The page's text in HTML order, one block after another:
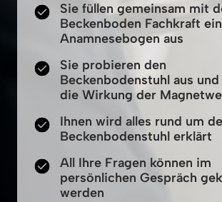
Sie füllen gemeinsam mit
Beckenboden Fachkraft
Anamnesebogen aus
Sie probieren den
Beckenbodenstuhl aus
die Wirkung der
Ihnen wird alles rund um
Beckenbodenstuhl erklärt
All Ihre Fragen können im
persönlichen Gespräch
werden